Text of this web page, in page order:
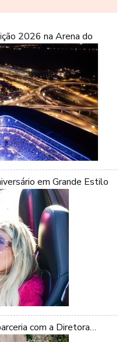
2026 na Arena do
em Grande Estilo
com a Diretora…